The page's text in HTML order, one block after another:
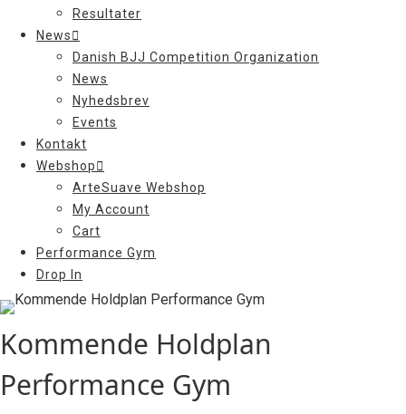
Resultater
News
Danish BJJ Competition Organization
News
Nyhedsbrev
Events
Kontakt
Webshop
ArteSuave Webshop
My Account
Cart
Performance Gym
Drop In
Kommende Holdplan
Performance Gym